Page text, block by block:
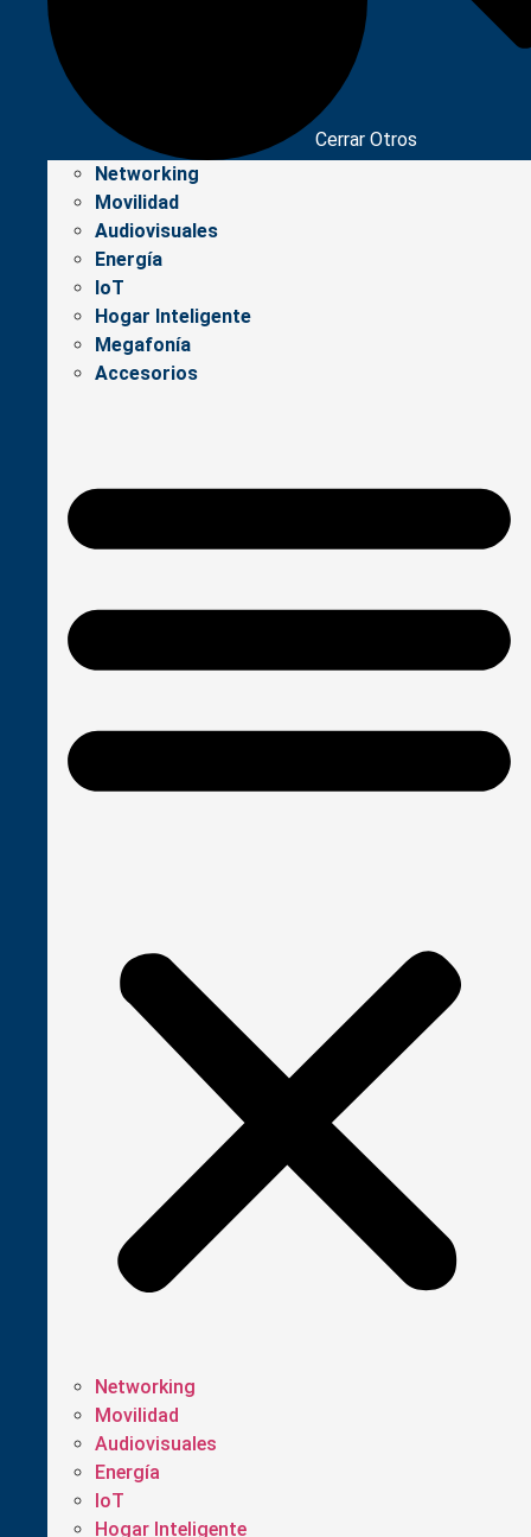
Cerrar Otros
Networking
Movilidad
Audiovisuales
Energía
IoT
Hogar Inteligente
Megafonía
Accesorios
Networking
Movilidad
Audiovisuales
Energía
IoT
Hogar Inteligente